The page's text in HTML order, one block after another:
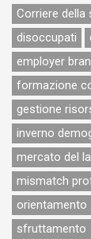
Corriere della
disoccupati
employer
formazione
gestione
inverno
mercato del
mismatch
orientamento
sfruttamento